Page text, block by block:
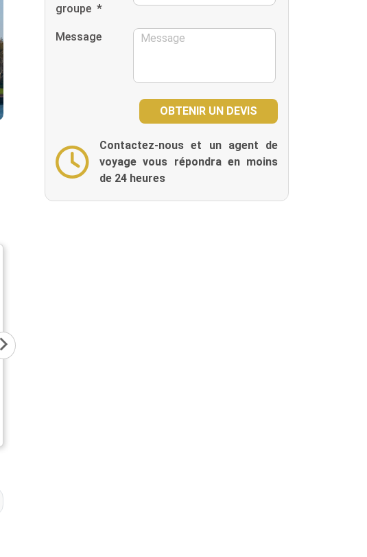
groupe *
Message
Contactez-nous et un agent de
voyage vous répondra en moins
de 24 heures